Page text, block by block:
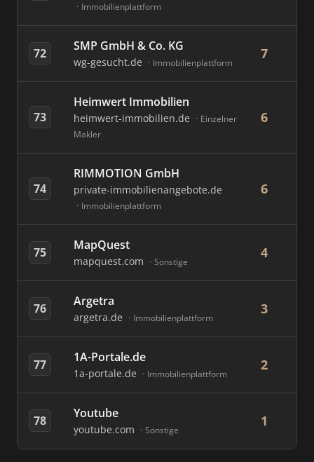
Immobilienplattform
72 SMP GmbH & Co. KG
wg-gesucht.de Immobilienplattform
7
73
Heimwert Immobilien
heimwert-immobilien.de
Einzelner
Makler
6
74
RIMMOTION GmbH
private-immobilienangebote.de
Immobilienplattform
6
75 MapQuest
mapquest.com Sonstige
4
76 Argetra
argetra.de Immobilienplattform
3
77 1A-Portale.de
1a-portale.de Immobilienplattform
2
78 Youtube
youtube.com Sonstige
1